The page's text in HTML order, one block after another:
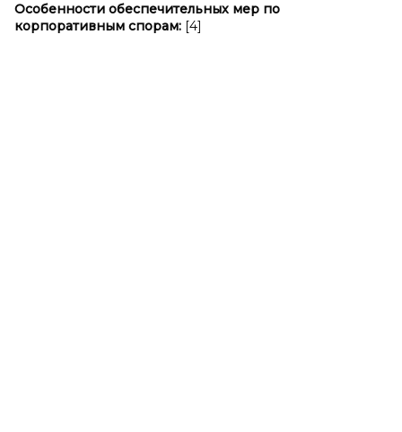
Особенности обеспечительных мер по
корпоративным спорам: [4]